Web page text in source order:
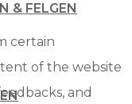
& FELGEN
certain
of the website
and